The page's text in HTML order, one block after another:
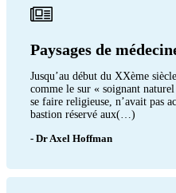
Paysages de
Jusqu’au début du XXème
comme le sur « soignant
se faire religieuse, n’avait pas
bastion réservé aux(…)
- Dr Axel Hoffman